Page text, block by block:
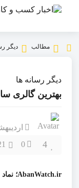
مطالب دیگر
دیگر رسانه ها
بهترین گالری
اردیبهشت
4
0
AbanWatch.ir؛ نماد اصالت و شکوه در دنیای ساعت‌های لاکچری